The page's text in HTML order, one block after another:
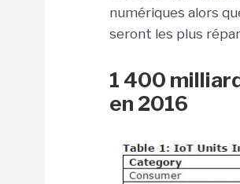
numériques alors
seront les plus
1 400
en 2016